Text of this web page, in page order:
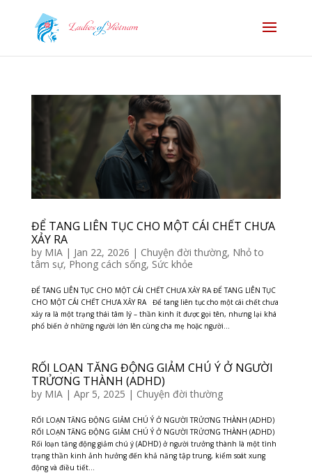
ĐỂ TANG LIÊN TỤC CHO MỘT CÁI CHẾT CHƯA
XẢY RA
by MIA| Jan 22, 2026 | Chuyện đời thường, Nhỏ to
tâm sự, Phong cách sống, Sức khỏe
ĐỂ TANG LIÊN TỤC CHO MỘT CÁI CHẾT CHƯA XẢY RA ĐỂ TANG LIÊN TỤC
CHO MỘT CÁI CHẾT CHƯA XẢY RA Để tang liên tục cho một cái chết chưa
xảy ra là một trạng thái tâm lý – thần kinh ít được gọi tên, nhưng lại khá
phổ biến ở những người lớn lên cùng cha mẹ hoặc người...
RỐI LOẠN TĂNG ĐỘNG GIẢM CHÚ Ý Ở NGƯỜI
TRỬƠNG THÀNH (ADHD)
by MIA| Apr 5, 2025 | Chuyện đời thường
RỐI LOẠN TĂNG ĐỘNG GIẢM CHÚ Ý Ở NGƯỜI TRỬƠNG THÀNH (ADHD)
RỐI LOẠN TĂNG ĐỘNG GIẢM CHÚ Ý Ở NGƯỜI TRỬƠNG THÀNH (ADHD)
Rối loạn tăng động giảm chú ý (ADHD) ở người trưởng thành là một tình
trạng thần kinh ảnh hưởng đến khả năng tập trung, kiểm soát xung
động và điều tiết...